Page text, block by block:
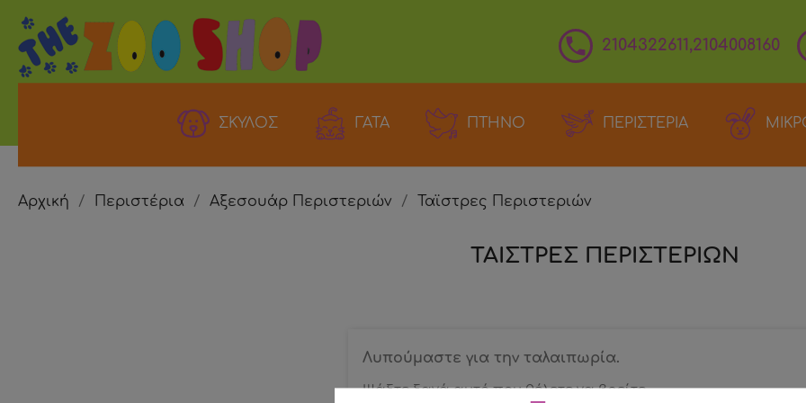
 2104322611,2104008160
ΣΚΥΛΟΣ ΓΑΤΑ ΠΤΗΝΟ ΠΕΡΙΣΤΕΡΙΑ
Αρχική Περιστέρια Αξεσουάρ Περιστεριών Ταϊστρες Περιστεριών
ΤΑΙΣΤΡΕΣ ΠΕΡΙΣΤΕΡΙΩΝ
Λυπούμαστε για την ταλαιπωρία.
Ψάξτε ξανά αυτό που θέλετε να βρείτε